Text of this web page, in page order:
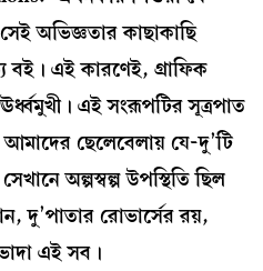
অভিজ্ঞতার কাছাকাছি
বই। এই কারণেই, গ্রাফিক
এই সংরূপটির সূত্রপাত
ছেলেবেলায় যে-দু’টি
অল্পস্বল্প উপস্থিতি ছিল
দু’পাতার রোভার্সের রয়,
এই সব।